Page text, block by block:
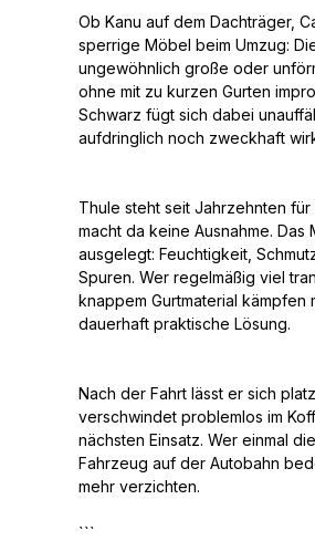
Ob Kanu auf dem Dachträger,
sperrige Möbel beim Umzug:
ungewöhnlich große oder
ohne mit zu kurzen Gurten
Schwarz fügt sich dabei
aufdringlich noch zweckhaft
Thule steht seit Jahrzehnten
macht da keine Ausnahme. Das
ausgelegt: Feuchtigkeit,
Spuren. Wer regelmäßig viel
knappem Gurtmaterial
dauerhaft praktische Lösung.
Nach der Fahrt lässt er sich
verschwindet problemlos im
nächsten Einsatz. Wer einmal
Fahrzeug auf der Autobahn
mehr verzichten.
```